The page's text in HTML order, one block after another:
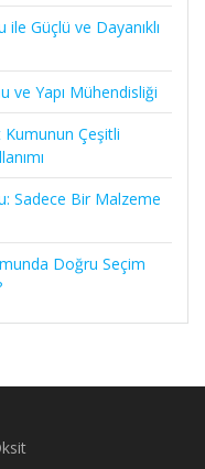
Güçlü ve Dayanıklı
ve Yapı Mühendisliği
Çeşitli
Sadece Bir Malzeme
Doğru Seçim